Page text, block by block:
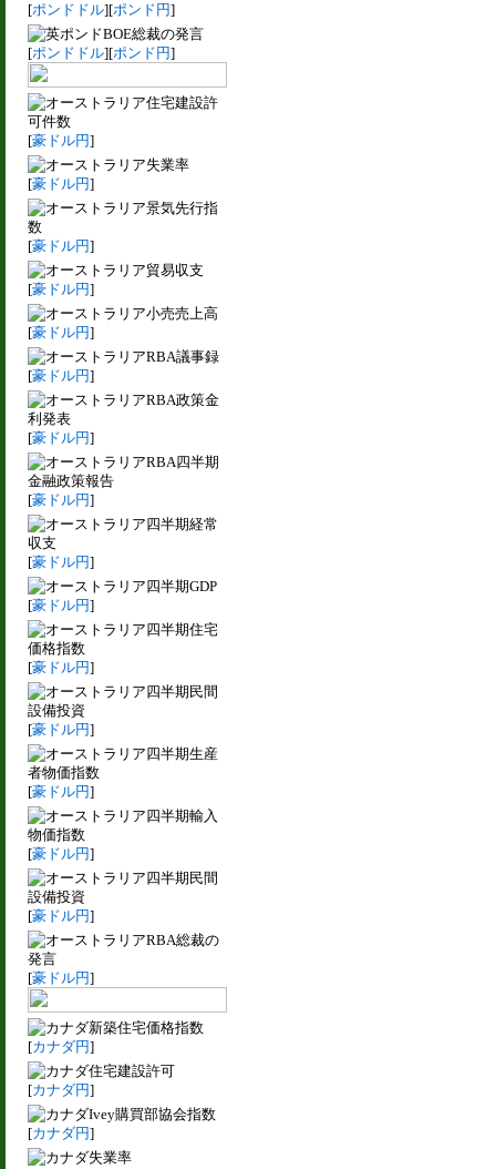
[ポンドドル][ポンド円]
BOE総裁の発言
[ポンドドル][ポンド円]
住宅建設許
可件数
[豪ドル円]
失業率
[豪ドル円]
景気先行指
数
[豪ドル円]
貿易収支
[豪ドル円]
小売売上高
[豪ドル円]
RBA議事録
[豪ドル円]
RBA政策金
利発表
[豪ドル円]
RBA四半期
金融政策報告
[豪ドル円]
四半期経常
収支
[豪ドル円]
四半期GDP
[豪ドル円]
四半期住宅
価格指数
[豪ドル円]
四半期民間
設備投資
[豪ドル円]
四半期生産
者物価指数
[豪ドル円]
四半期輸入
物価指数
[豪ドル円]
四半期民間
設備投資
[豪ドル円]
RBA総裁の
発言
[豪ドル円]
新築住宅価格指数
[カナダ円]
住宅建設許可
[カナダ円]
Ivey購買部協会指数
[カナダ円]
失業率